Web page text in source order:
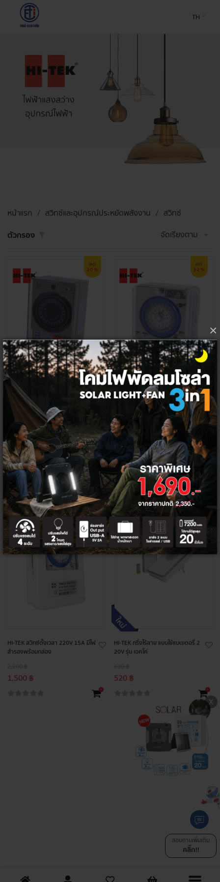
×
TH
หน้าแรก สวิทซ์และอุปกรณ์ประหยัดพลังงาน
สวิทซ์
ตัวกรอง
จัดเรียงตาม
ลด
26%
HI-TEK สวิทซ์ตั้งเวลา 220V 15A
950 ฿
698 ฿
ลด
32%
HI-TEK สวิทซ์ตั้งเวลา 220V 15A มีไฟ
สำรอง
1,450 ฿
985 ฿
ลด
31%
HI-TEK สวิทซ์ตั้งเวลา 220V 15A มีไฟ
สำรองพร้อมกล่อง
1,500 ฿
+
HI-TEK กริ่งไร้สาย แบบใช้แบตเตอรี่ 2
20V รุ่น เอคโค่
520 ฿
+
สอบถามเพิ่มเติม
คลิ๊ก!!